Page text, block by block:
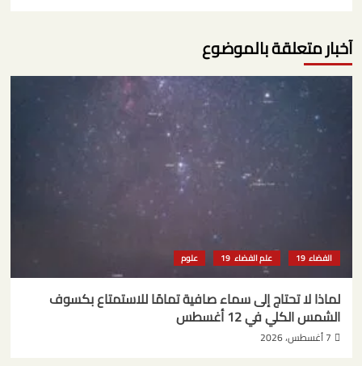
آخبار متعلقة بالموضوع
الفضاء علم الفضاء علوم
لماذا لا تحتاج إلى سماء صافية تمامًا للاستمتاع بكسوف
الشمس الكلي في 12 أغسطس
7 أغسطس، 2026